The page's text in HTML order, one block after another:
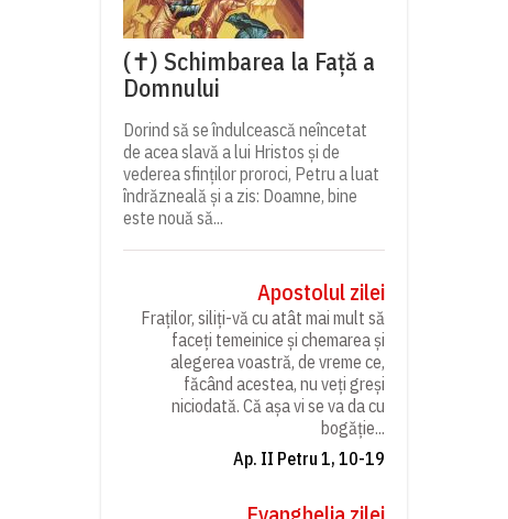
(✝) Schimbarea la Față a
Domnului
Dorind să se îndulcească neîncetat
de acea slavă a lui Hristos și de
vederea sfinților proroci, Petru a luat
îndrăzneală și a zis: Doamne, bine
este nouă să...
Apostolul zilei
Fraților, siliți-vă cu atât mai mult să
faceți temeinice și chemarea și
alegerea voastră, de vreme ce,
făcând acestea, nu veți greși
niciodată. Că așa vi se va da cu
bogăție...
Ap. II Petru 1, 10-19